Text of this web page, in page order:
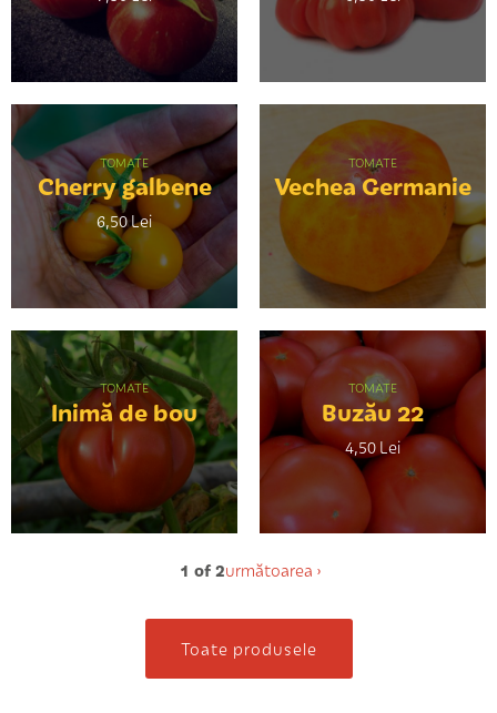
TOMATE
Cherry galbene
6,50 Lei
TOMATE
Vechea Germanie
TOMATE
Inimă de bou
TOMATE
Buzău 22
4,50 Lei
1 of 2următoarea ›
Toate produsele